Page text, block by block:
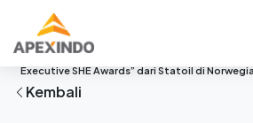
Beranda
Apexindo, melalui anjungan pengeboran
terpilih sebagai salah satu dari enam nomine
Executive SHE Awards” dari Statoil di
Kembali